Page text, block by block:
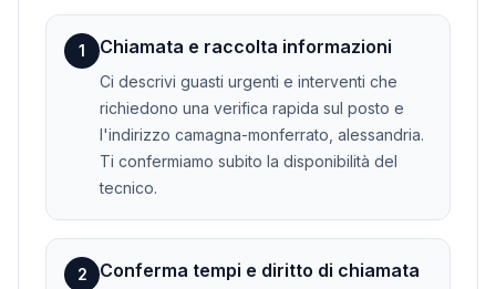
1 Chiamata e raccolta informazioni
Ci descrivi guasti urgenti e interventi che
richiedono una verifica rapida sul posto e
l'indirizzo camagna-monferrato, alessandria.
Ti confermiamo subito la disponibilità del
tecnico.
2 Conferma tempi e diritto di chiamata